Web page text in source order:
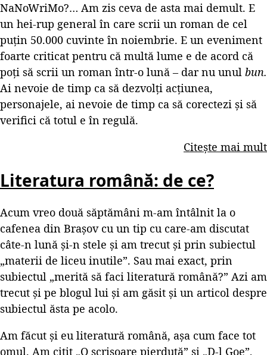
NaNoWriMo?… Am zis ceva de asta mai demult. E
un hei-rup general în care scrii un roman de cel
puțin 50.000 cuvinte în noiembrie. E un eveniment
foarte criticat pentru că multă lume e de acord că
poți să scrii un roman într-o lună – dar nu unul bun.
Ai nevoie de timp ca să dezvolți acțiunea,
personajele, ai nevoie de timp ca să corectezi și să
verifici că totul e în regulă.
Citește mai mult
Literatura română: de ce?
Acum vreo două săptămâni m-am întâlnit la o
cafenea din Brașov cu un tip cu care-am discutat
câte-n lună și-n stele și am trecut și prin subiectul
„materii de liceu inutile”. Sau mai exact, prin
subiectul „merită să faci literatură română?” Azi am
trecut și pe blogul lui și am găsit și un articol despre
subiectul ăsta pe acolo.
Am făcut și eu literatură română, așa cum face tot
omul. Am citit „O scrisoare pierdută” și „D-l Goe”,